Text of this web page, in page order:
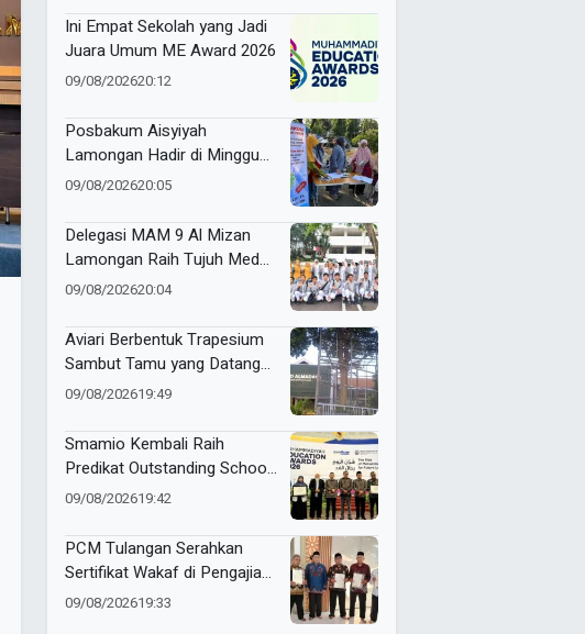
Ini Empat Sekolah yang Jadi
Juara Umum ME Award 2026
09/08/202620:12
Posbakum Aisyiyah
Lamongan Hadir di Minggu
Ceria, Buka Layanan dan
Perempuan
09/08/202620:05
Delegasi MAM 9 Al Mizan
Lamongan Raih Tujuh Medali
di ME Awards 2026
09/08/202620:04
Aviari Berbentuk Trapesium
Sambut Tamu yang Datang
ke SD Almadany
09/08/202619:49
Smamio Kembali Raih
Predikat Outstanding School
dalam ME Awards 2026
09/08/202619:42
PCM Tulangan Serahkan
Sertifikat Wakaf di Pengajian
Ahad Pagi
09/08/202619:33